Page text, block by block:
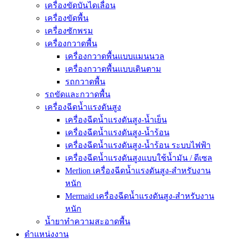
เครื่องขัดบันไดเลื่อน
เครื่องขัดพื้น
เครื่องซักพรม
เครื่องกวาดพื้น
เครื่องกวาดพื้นแบบแมนนวล
เครื่องกวาดพื้นแบบเดินตาม
รถกวาดพื้น
รถขัดและกวาดพื้น
เครื่องฉีดน้ำแรงดันสูง
เครื่องฉีดน้ำแรงดันสูง-น้ำเย็น
เครื่องฉีดน้ำแรงดันสูง-น้ำร้อน
เครื่องฉีดน้ำแรงดันสูง-น้ำร้อน ระบบไฟฟ้า
เครื่องฉีดน้ำแรงดันสูงแบบใช้น้ำมัน / ดีเซล
Merlion เครื่องฉีดน้ำแรงดันสูง-สำหรับงาน
หนัก
Mermaid เครื่องฉีดน้ำแรงดันสูง-สำหรับงาน
หนัก
น้ำยาทำความสะอาดพื้น
ตำแหน่งงาน